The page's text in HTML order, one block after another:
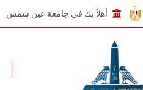
أهلاً بك في جامعة عين شمس